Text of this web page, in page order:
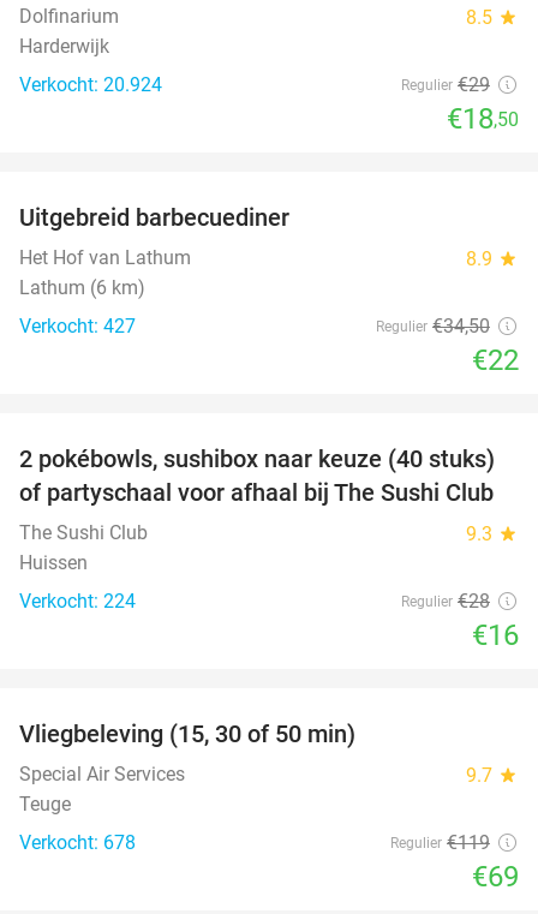
Dolfinarium 8.5 star
Harderwijk
Verkocht: 20.924
Regulier €29
€18,50
Uitgebreid barbecuediner
Het Hof van Lathum 8.9 star
Lathum (6 km)
Verkocht: 427
Regulier €34,50
€22
43%
2 pokébowls, sushibox naar keuze (40 stuks)
of partyschaal voor afhaal bij The Sushi Club
The Sushi Club 9.3 star
Huissen
Verkocht: 224
Regulier €28
€16
Vliegbeleving (15, 30 of 50 min)
Special Air Services 9.7 star
Teuge
Verkocht: 678
Regulier €119
€69